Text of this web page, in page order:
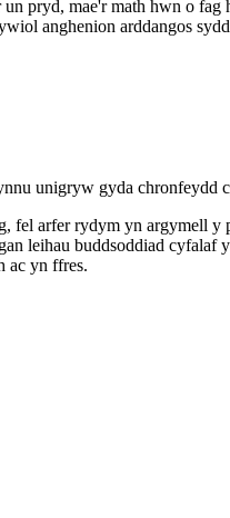
pryd, mae'r math hwn o
anghenion arddangos
unigryw gyda chronfeydd
arfer rydym yn argymell y
leihau buddsoddiad
ac yn ffres.